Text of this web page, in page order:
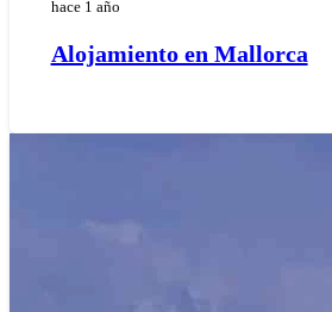
hace 1 año
Alojamiento en Mallorca